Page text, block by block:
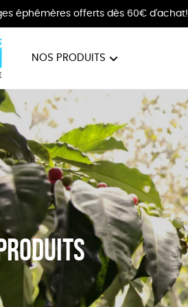
éphémères offerts dès 60€ d'achat!
NOS PRODUITS
VÊTEMENTS